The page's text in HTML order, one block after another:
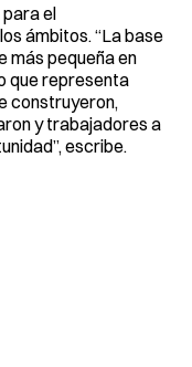
el
ámbitos. “La base
más pequeña en
que representa
construyeron,
y trabajadores a
escribe.